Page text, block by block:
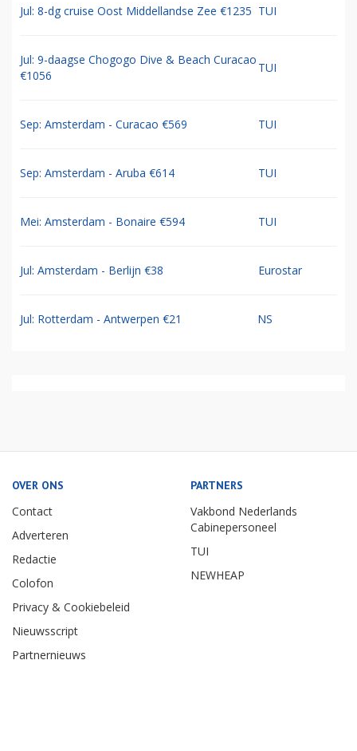
Jul: 8-dg cruise Oost Middellandse Zee €1235 TUI
Jul: 9-daagse Chogogo Dive & Beach Curacao
€1056
TUI
Sep: Amsterdam - Curacao €569 TUI
Sep: Amsterdam - Aruba €614 TUI
Mei: Amsterdam - Bonaire €594 TUI
Jul: Amsterdam - Berlijn €38 Eurostar
Jul: Rotterdam - Antwerpen €21 NS
OVER ONS
Contact
Adverteren
Redactie
Colofon
Privacy & Cookiebeleid
Nieuwsscript
Partnernieuws
PARTNERS
Vakbond Nederlands
Cabinepersoneel
TUI
NEWHEAP